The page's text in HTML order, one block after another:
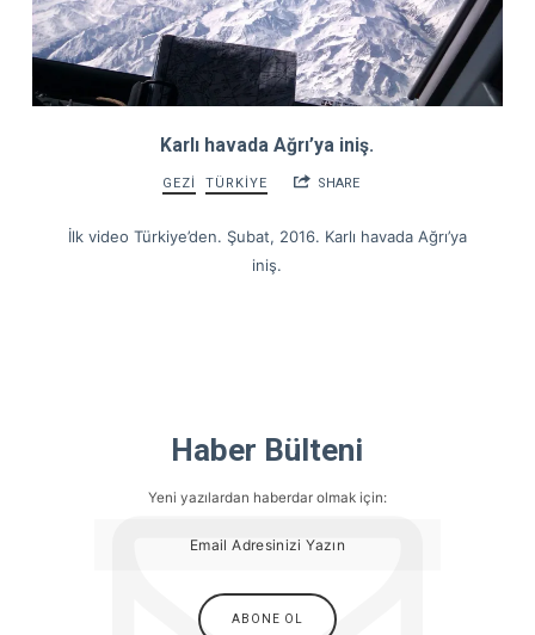
Karlı havada Ağrı’ya iniş.
GEZİ TÜRKİYE SHARE
İlk video Türkiye’den. Şubat, 2016. Karlı havada Ağrı’ya
iniş.
Haber Bülteni
Yeni yazılardan haberdar olmak için: